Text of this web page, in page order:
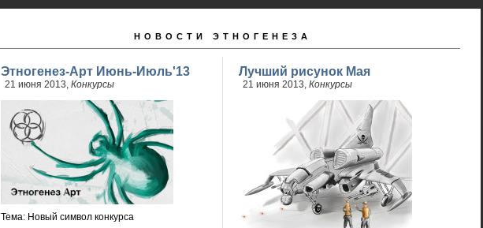
НОВОСТИ ЭТНОГЕНЕЗА
Этногенез-Арт Июнь-Июль'13
21 июня 2013, Конкурсы
Тема: Новый символ конкурса
Лучший рисунок Мая
21 июня 2013, Конкурсы